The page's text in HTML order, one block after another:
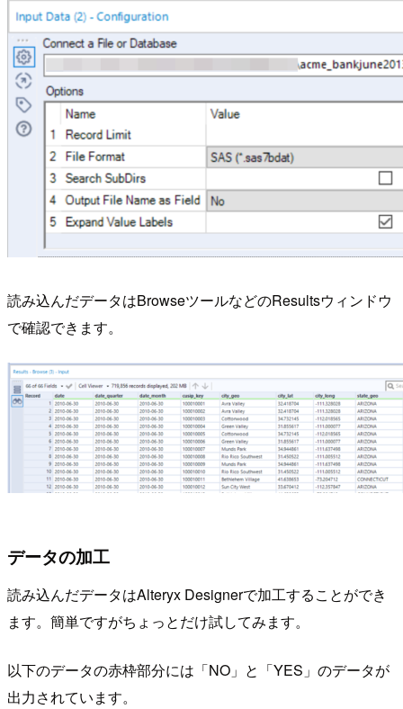
読み込んだデータはBrowseツールなどのResultsウィンドウ
で確認できます。
データの加工
読み込んだデータはAlteryx Designerで加工することができ
ます。簡単ですがちょっとだけ試してみます。
以下のデータの赤枠部分には「NO」と「YES」のデータが
出力されています。